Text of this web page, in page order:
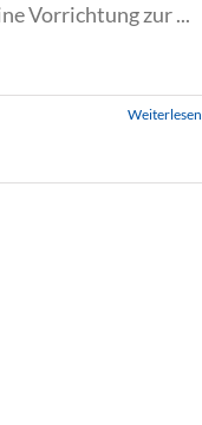
Vorrichtung zur ...
Weiterlesen